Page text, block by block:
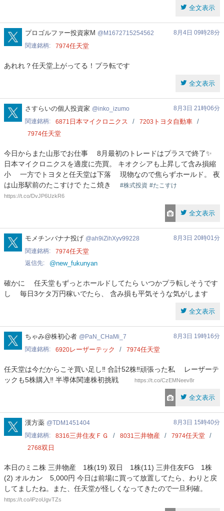
全文表示
M1672715254562
プロゴルファー投資家M M1672715254562
8月4日 09時28分
関連銘柄
7974任天堂
あれれ？任天堂上がってる！プラ転です
全文表示
inko_izumo
さすらいの個人投資家 inko_izumo
8月3日 21時06分
関連銘柄
6871 日本マイクロニクス 7203 トヨタ自動車
7974任天堂
今日からまた山形でお仕事 8月最初のトレードはプラスで終了✨
日本マイクロニクスを適度に売買。 キオクシアも上昇して含み損縮
小 一方でトヨタと任天堂は下落 現物なので焦らずホールド。 夜
は山形駅前のたこすけで たこ焼き #株式投資 #たこすけ
https://t.co/DvJP6UzkR6
全文表示
ah9iZihXyv99228
モメチンバナナ投げ ah9iZihXyv99228
8月3日 20時01分
関連銘柄
7974任天堂
返信先 @new_fukunyan
確かに 任天堂もずっとホールドしてたら いつかプラ転しそうです
し 毎日3ケタ万円稼いでたら、 含み損も平気そうな気がします
全文表示
PaN_CHaMi_7
ちゃみ@株初心者 PaN_CHaMi_7
8月3日 19時16分
関連銘柄
6920レーザーテック 7974任天堂
任天堂は今だからこそ買い足し‼️ 合計52株‼️頑張った私 レーザーテ
ックも5株購入‼️ 半導体関連株初挑戦
https://t.co/CzEMNeev8r
全文表示
TDM1451404
漢方薬 TDM1451404
8月3日 15時40分
関連銘柄
8316三井住友ＦＧ 8031三井物産 7974任天堂
2768双日
本日のミニ株 三井物産 1株(19) 双日 1株(11) 三井住友FG 1株
(2) オルカン 5,000円 今日は前場に買って放置してたら、わりと戻
してましたね。また、任天堂が怪しくなってきたので一旦利確。
https://t.co/iPzoUgvTZs